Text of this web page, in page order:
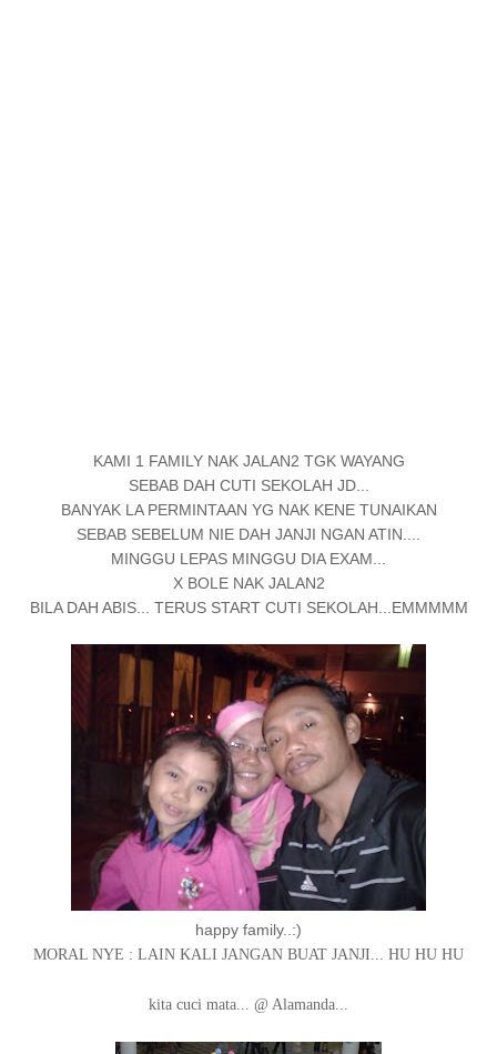
KAMI 1 FAMILY NAK JALAN2 TGK WAYANG
SEBAB DAH CUTI SEKOLAH JD...
BANYAK LA PERMINTAAN YG NAK KENE TUNAIKAN
SEBAB SEBELUM NIE DAH JANJI NGAN ATIN....
MINGGU LEPAS MINGGU DIA EXAM...
X BOLE NAK JALAN2
BILA DAH ABIS... TERUS START CUTI SEKOLAH...EMMMMM
happy family..:)
MORAL NYE : LAIN KALI JANGAN BUAT JANJI... HU HU HU
kita cuci mata... @ Alamanda...